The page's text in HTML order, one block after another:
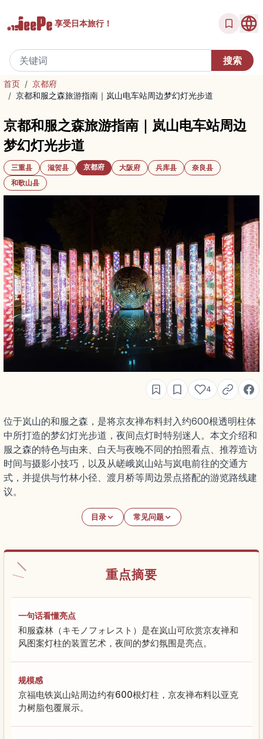
享受日本旅行！
首页 / 京都府
/ 京都和服之森旅游指南｜岚山电车站周边梦幻灯光步道
京都和服之森旅游指南｜岚山电车站周边
梦幻灯光步道
三重县 滋贺县 京都府 大阪府 兵库县
奈良县
和歌山县
4
位于岚山的和服之森，是将京友禅布料封入约600根透明柱体
中所打造的梦幻灯光步道，夜间点灯时特别迷人。本文介绍和
服之森的特色与由来、白天与夜晚不同的拍照看点、推荐造访
时间与摄影小技巧，以及从嵯峨岚山站与岚电前往的交通方
式，并提供与竹林小径、渡月桥等周边景点搭配的游览路线建
议。
目录 常见问题
重点摘要
一句话看懂亮点
和服森林（キモノフォレスト）是在岚山可欣赏京友禅和
风图案灯柱的装置艺术，夜间的梦幻氛围是亮点。
规模感
京福电铁岚山站周边约有600根灯柱，京友禅布料以亚克
力树脂包覆展示。